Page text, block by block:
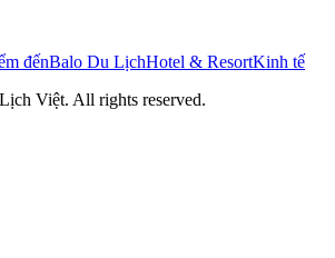
đếnBalo Du LịchHotel & ResortKinh tế
Việt. All rights reserved.